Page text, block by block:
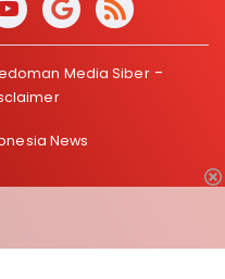
Media Siber
News